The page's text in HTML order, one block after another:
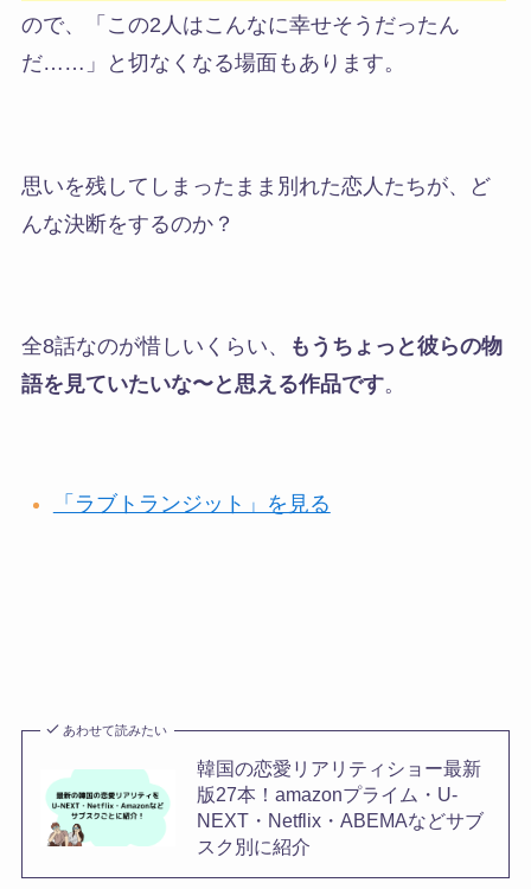
ので、「この2人はこんなに幸せそうだったん
だ……」と切なくなる場面もあります。
思いを残してしまったまま別れた恋人たちが、ど
んな決断をするのか？
全8話なのが惜しいくらい、
もうちょっと彼らの物
語を見ていたいな〜と思える作品です。
「ラブトランジット」を見る
あわせて読みたい
韓国の恋愛リアリティショー最新
版27本！amazonプライム・U-
NEXT・Netflix・ABEMAなどサブ
スク別に紹介